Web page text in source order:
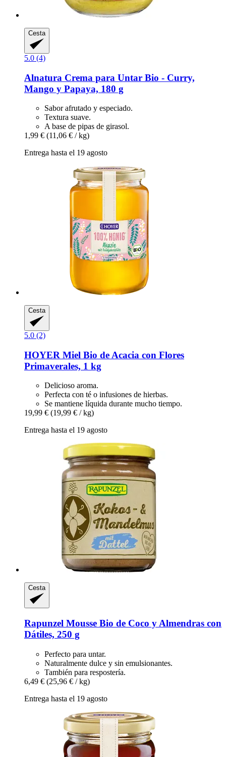
Cesta
5.0 (4)
Alnatura Crema para Untar Bio -​ Curry,
Mango y Papaya, 180 g
Sabor afrutado y especiado.
Textura suave.
A base de pipas de girasol.
1,99 € (11,06 € / kg)
Entrega hasta el 19 agosto
Cesta
5.0 (2)
HOYER Miel Bio de Acacia con Flores
Primaverales, 1 kg
Delicioso aroma.
Perfecta con té o infusiones de hierbas.
Se mantiene líquida durante mucho tiempo.
19,99 € (19,99 € / kg)
Entrega hasta el 19 agosto
Cesta
Rapunzel Mousse Bio de Coco y Almendras con
Dátiles, 250 g
Perfecto para untar.
Naturalmente dulce y sin emulsionantes.
También para respostería.
6,49 € (25,96 € / kg)
Entrega hasta el 19 agosto